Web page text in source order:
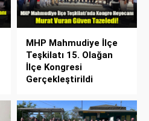
MHP Mahmudiye İlçe
Teşkilatı 15. Olağan
İlçe Kongresi
Gerçekleştirildi